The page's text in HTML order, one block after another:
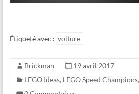
Étiqueté avec : voiture
Brickman
19 avril 2017
LEGO Ideas, LEGO Speed Champions,